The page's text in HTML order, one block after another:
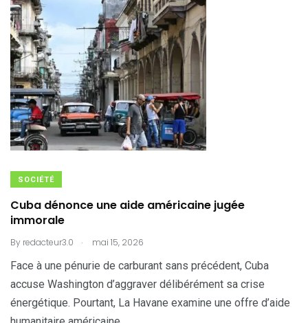
SOCIÉTÉ
Cuba dénonce une aide américaine jugée
immorale
By redacteur3.0 . mai 15, 2026
Face à une pénurie de carburant sans précédent, Cuba
accuse Washington d’aggraver délibérément sa crise
énergétique. Pourtant, La Havane examine une offre d’aide